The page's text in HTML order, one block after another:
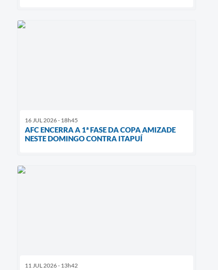
16 JUL 2026 - 18h45
AFC ENCERRA A 1ª FASE DA COPA AMIZADE
NESTE DOMINGO CONTRA ITAPUÍ
11 JUL 2026 - 13h42